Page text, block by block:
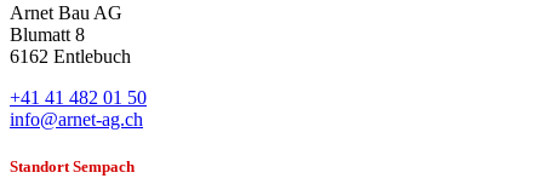
Arnet Bau AG
Blumatt 8
6162 Entlebuch
+41 41 482 01 50
info@arnet-ag.ch
Standort Sempach